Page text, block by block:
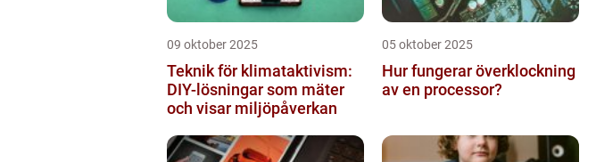
09 oktober 2025
Teknik för klimataktivism:
DIY-lösningar som mäter
och visar miljöpåverkan
05 oktober 2025
Hur fungerar överklockning
av en processor?